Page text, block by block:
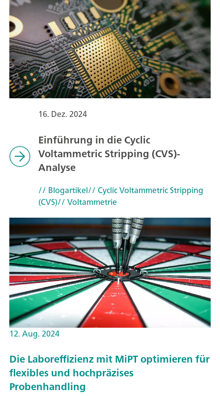
16. Dez. 2024
Einführung in die Cyclic
Voltammetric Stripping (CVS)-
Analyse
// Blogartikel// Cyclic Voltammetric Stripping
(CVS)// Voltammetrie
12. Aug. 2024
Die Laboreffizienz mit MiPT optimieren für
flexibles und hochpräzises
Probenhandling